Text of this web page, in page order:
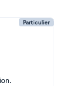
Particulier